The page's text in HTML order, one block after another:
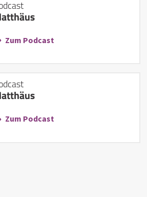
Zum Podcast
Zum Podcast